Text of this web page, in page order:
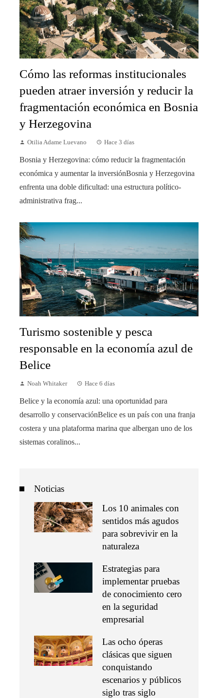
Cómo las reformas institucionales
pueden atraer inversión y reducir la
fragmentación económica en Bosnia
y Herzegovina
Otilia Adame Luevano Hace 3 días
Bosnia y Herzegovina: cómo reducir la fragmentación
económica y aumentar la inversiónBosnia y Herzegovina
enfrenta una doble dificultad: una estructura político-
administrativa frag...
Turismo sostenible y pesca
responsable en la economía azul de
Belice
Noah Whitaker Hace 6 días
Belice y la economía azul: una oportunidad para
desarrollo y conservaciónBelice es un país con una franja
costera y una plataforma marina que albergan uno de los
sistemas coralinos...
Noticias
Los 10 animales con
sentidos más agudos
para sobrevivir en la
naturaleza
Estrategias para
implementar pruebas
de conocimiento cero
en la seguridad
empresarial
Las ocho óperas
clásicas que siguen
conquistando
escenarios y públicos
siglo tras siglo